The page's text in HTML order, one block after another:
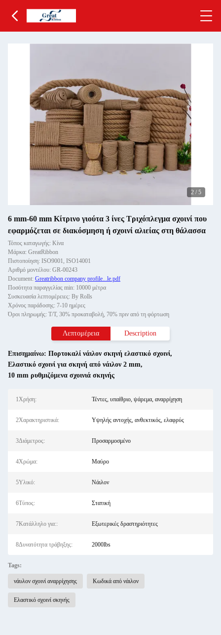
2 / 5
6 mm-60 mm Κίτρινο γιούτα 3 ίνες Τριχόπλεγμα σχοινί που
εφαρμόζεται σε διακόσμηση ή σχοινί αλιείας στη θάλασσα
Τόπος καταγωγής: Κίνα
Μάρκα: GreatRibbon
Πιστοποίηση: ISO9001, ISO14001
Αριθμό μοντέλου: GR-00243
Document: Greatribbon company profile...le.pdf
Ποσότητα παραγγελίας min: 10000 μέτρα
Συσκευασία λεπτομέρειες: By Rolls
Χρόνος παράδοσης: 7-10 ημέρες
Όροι πληρωμής: T/T, 30% προκαταβολή, 70% πριν από τη φόρτωση
Λεπτομέρεια Description
Επισημαίνω: Πορτοκαλί νάιλον σκηνή ελαστικό σχοινί,
Ελαστικό σχοινί για σκηνή από νάιλον 2 mm,
10 mm ρυθμιζόμενα σχοινιά σκηνής
1Χρήση: Τέντες, υπαίθριο, ψάρεμα, αναρρίχηση
2Χαρακτηριστικά: Υψηλής αντοχής, ανθεκτικός, ελαφρύς
3Διάμετρος: Προσαρμοσμένο
4Χρώμα: Μαύρο
5Υλικό: Νάιλον
6Τύπος: Στατική
7Κατάλληλο για:: Εξωτερικές δραστηριότητες
8Δυνατότητα τράβηξης: 2000lbs
Tags:
νάυλον σχοινί αναρρίχησης Κωδικά από νάιλον
Ελαστικό σχοινί σκηνής